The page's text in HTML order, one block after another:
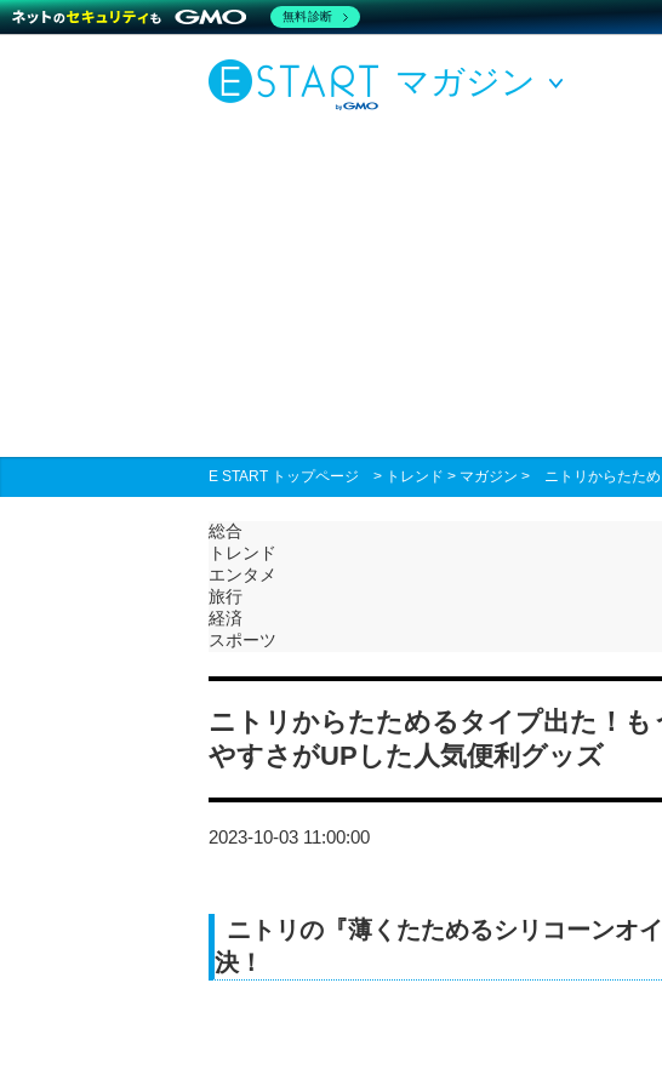
マガジン
E START トップページ > トレンド > マガジン > ニトリからたた
総合
トレンド
エンタメ
旅行
経済
スポーツ
ニトリからたためるタイプ出た！
やすさがUPした人気便利グッズ
2023-10-03 11:00:00
ニトリの『薄くたためるシリコーンオ
決！
無料診断